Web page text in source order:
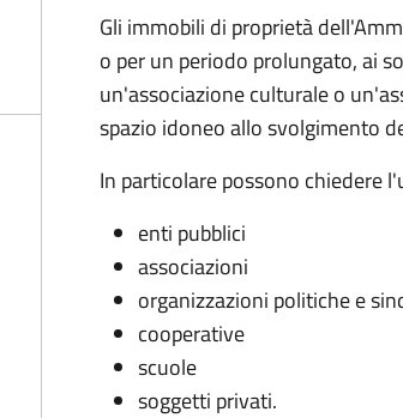
Gli immobili di proprietà
o per un periodo prolungato, ai
un'associazione culturale o
spazio idoneo allo svolgimento
In particolare possono chiedere
enti pubblici
associazioni
organizzazioni politiche e
cooperative
scuole
soggetti privati.